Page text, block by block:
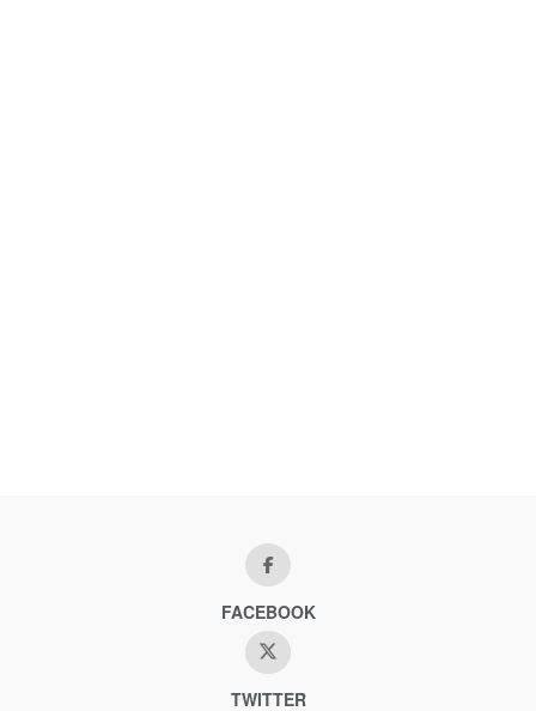
FACEBOOK
TWITTER